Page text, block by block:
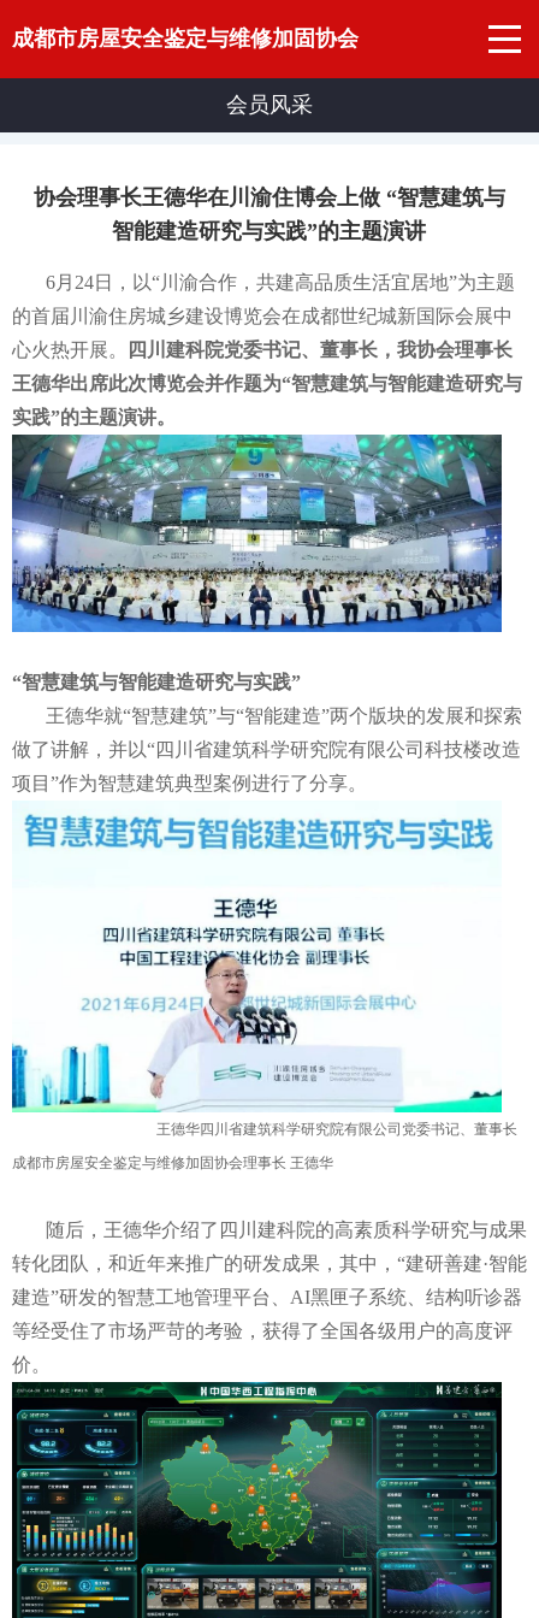
成都市房屋安全鉴定与维修加固协会
会员风采
协会理事长王德华在川渝住博会上做 “智慧建筑与
智能建造研究与实践”的主题演讲
6月24日，以“川渝合作，共建高品质生活宜居地”为主题
的首届川渝住房城乡建设博览会在成都世纪城新国际会展中
心火热开展。
四川建科院党委书记、董事长，我协会理事长
王德华出席此次博览会并作题为“智慧建筑与智能建造研究与
实践”的主题演讲。
“智慧建筑与智能建造研究与实践”
王德华就“智慧建筑”与“智能建造”两个版块的发展和探索
做了讲解，并以“四川省建筑科学研究院有限公司科技楼改造
项目”作为智慧建筑典型案例进行了分享。
王德华四川省建筑科学研究院有限公司党委书记、董事长
成都市房屋安全鉴定与维修加固协会理事长 王德华
随后，王德华介绍了四川建科院的高素质科学研究与成果
转化团队，和近年来推广的研发成果，其中，“建研善建·智能
建造”研发的智慧工地管理平台、AI黑匣子系统、结构听诊器
等经受住了市场严苛的考验，获得了全国各级用户的高度评
价。